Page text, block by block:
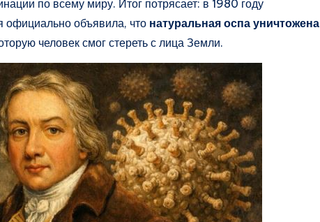
по всему миру. Итог потрясает: в 1980 году
официально объявила, что натуральная оспа уничтожена
человек смог стереть с лица Земли.